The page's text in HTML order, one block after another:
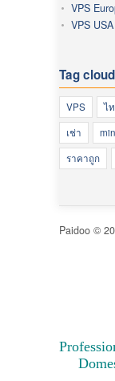
VPS
VPS USA
Tag cloud
VPS ไ
เช่า
ราคาถูก
Paidoo ©